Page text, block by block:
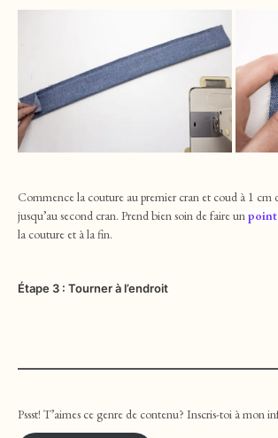
Commence la couture au premier cran et coud à 1 cm
jusqu’au second cran. Prend bien soin de faire unpoint
la couture et à la fin.
Étape 3 : Tourner à l’endroit
Pssst! T’aimes ce genre de contenu? Inscris-toi à mon